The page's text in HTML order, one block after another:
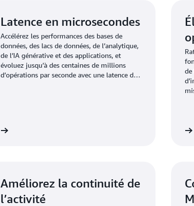
Latence en microsecondes
Accélérez les performances des bases de
données, des lacs de données, de l’analytique,
de l’IA générative et des applications, et
évoluez jusqu’à des centaines de millions
d’opérations par seconde avec une latence de
de
Améliorez la continuité de
l’activité